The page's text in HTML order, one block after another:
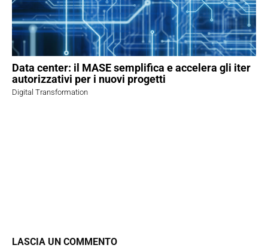
Data center: il MASE semplifica e accelera gli iter
autorizzativi per i nuovi progetti
Digital Transformation
LASCIA UN COMMENTO